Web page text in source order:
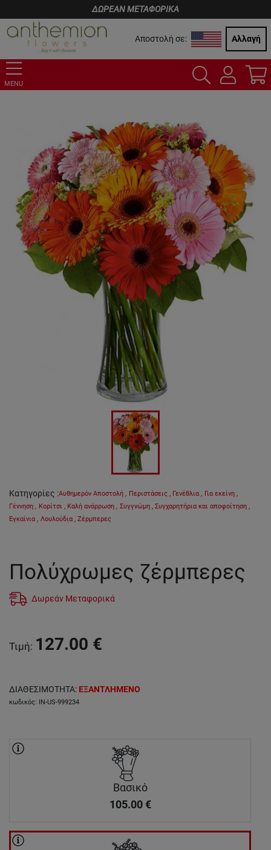
ΔΩΡΕΑΝ ΜΕΤΑΦΟΡΙΚΑ
Αποστολή σε: Αλλαγή
MENU
Κατηγορίες :Αυθημερόν Αποστολή , Περιστάσεις , Γενέθλια , Για εκείνη ,
Γέννηση , Κορίτσι , Καλή ανάρρωση , Συγγνώμη , Συγχαρητήρια και αποφοίτηση ,
Εγκαίνια , Λουλούδια , Ζέρμπερες
Πολύχρωμες ζέρμπερες
Δωρεάν Μεταφορικά
Τιμή: 127.00 €
ΔΙΑΘΕΣΙΜΟΤΗΤΑ: ΕΞΑΝΤΛΗΜΕΝΟ
κωδικός: IN-US-999234
Βασικό
105.00 €